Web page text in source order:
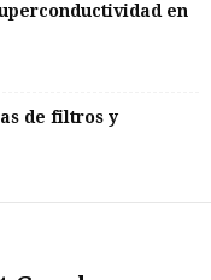
en
de filtros y